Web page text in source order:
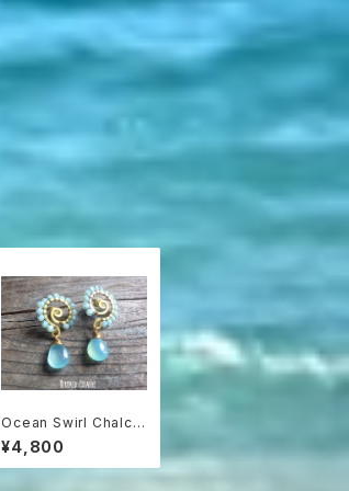
Ocean Swirl Chalce
dony *Sea blue*
波の渦から滴るシーブ
ルーカルセドニーのボ
¥4,800